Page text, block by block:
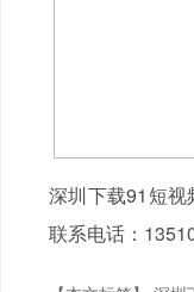
深圳下载91短
联系电话：